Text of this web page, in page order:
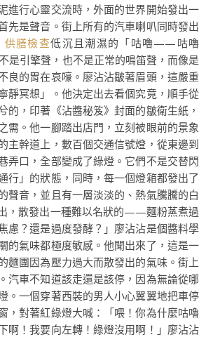
進行心靈交流時，外面的世界開始發出一
先是聲音。街上所有的汽車喇叭同時發出
供膳檢查低沉且潮濕的「咕嚕——咕嚕
引擎聲，也不是正常的鳴笛聲，而像是
良的胃在哀嚎。廖沾沾皺著眉頭，這嚴重
靜冥想」。他決定出去看個究竟，順手從
的，印著《沾醬秘笈》封面的皺衛生紙，
需。他一腳踏出店門，立刻被眼前的景象
主幹道上，數百個交通信號燈，從東邊到
弄口，全部變成了綠燈。它們不是交替閃
行」的狀態，同時，每一個燈箱都發出了
聲音，並且有一層淡淡的、熱氣騰騰的白
，散發出一種難以名狀的——麵粉蒸煮過
慮？還是過度發酵？」廖沾沾是個醬料學
的氣味都極度敏感。他聞出來了，這是一
麵團因為壓力過大而散發出的氣味。街上
汽車不知道該走還是該停，因為無論從哪
。一個穿著西裝的男人小心翼翼地把車停
，對著紅綠燈大喊：「喂！你為什麼咕嚕
啊！我要向左轉！綠燈沒用啊！」廖沾沾